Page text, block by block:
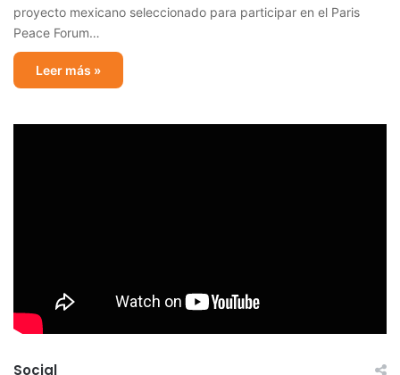
proyecto mexicano seleccionado para participar en el Paris
Peace Forum…
Leer más »
Social